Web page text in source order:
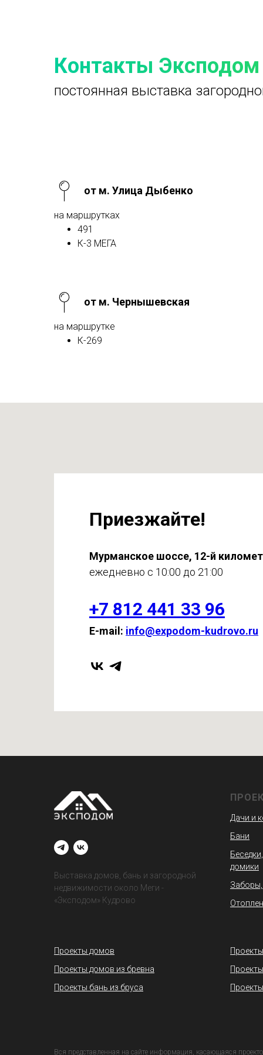
Контакты Эксподом
постоянная выставка
от м. Улица Дыбенко
на маршрутках
491
К-3 МЕГА
от м. Чернышевская
на маршрутке
К-269
Приезжайте!
Мурманское шоссе, 12-й
ежедневно с 10:00 до 21:00
+7 812 441 33 96
E-mail: info@expodom-kudrovo.ru
Выставка домов, бань и загородной
недвижимости около Меги -
«Эксподом» Кудрово
Дачи и
Бани
домики
Проекты домов
Проекты домов из бревна
Проекты бань из бруса
Вся представленная на сайте информация, касающаяся